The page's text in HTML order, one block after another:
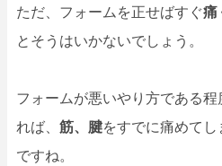
ただ、フォームを正せばすぐ痛
とそうはいかないでしょう。
フォームが悪いやり方である
れば、 筋、腱をすでに痛めて
ですね。